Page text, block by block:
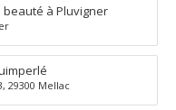
beauté à Pluvigner
29300 Mellac